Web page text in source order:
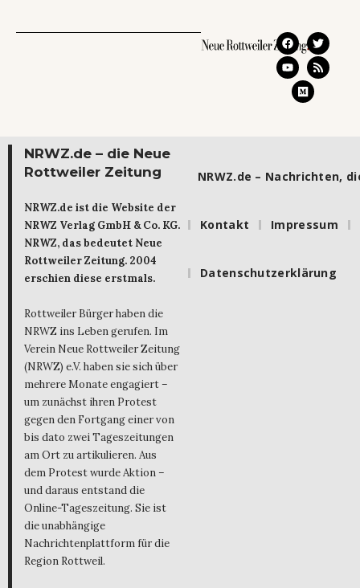
NRWZ.de – die Neue
Rottweiler Zeitung
NRWZ.de ist die Website der
NRWZ Verlag GmbH & Co. KG.
NRWZ, das bedeutet Neue
Rottweiler Zeitung. 2004
erschien diese erstmals.
Rottweiler Bürger haben die
NRWZ ins Leben gerufen. Im
Verein Neue Rottweiler Zeitung
(NRWZ) e.V. haben sie sich über
mehrere Monate engagiert –
um zunächst ihren Protest
gegen den Fortgang einer von
bis dato zwei Tageszeitungen
am Ort zu artikulieren. Aus
dem Protest wurde Aktion –
und daraus entstand die
Online-Tageszeitung. Sie ist
die unabhängige
Nachrichtenplattform für die
Region Rottweil.
NRWZ.de – Nachrichten,
Kontakt Impressum
Datenschutzerklärung